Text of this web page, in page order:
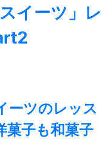
イーツ」レ
ーツのレッス
菓子も和菓子